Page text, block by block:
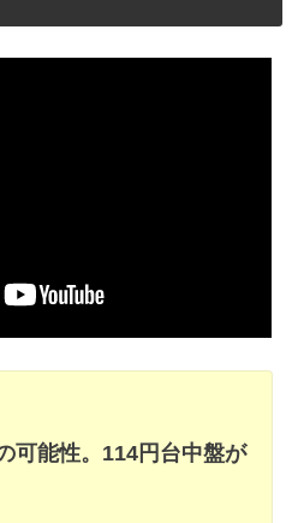
可能性。114円台中盤が